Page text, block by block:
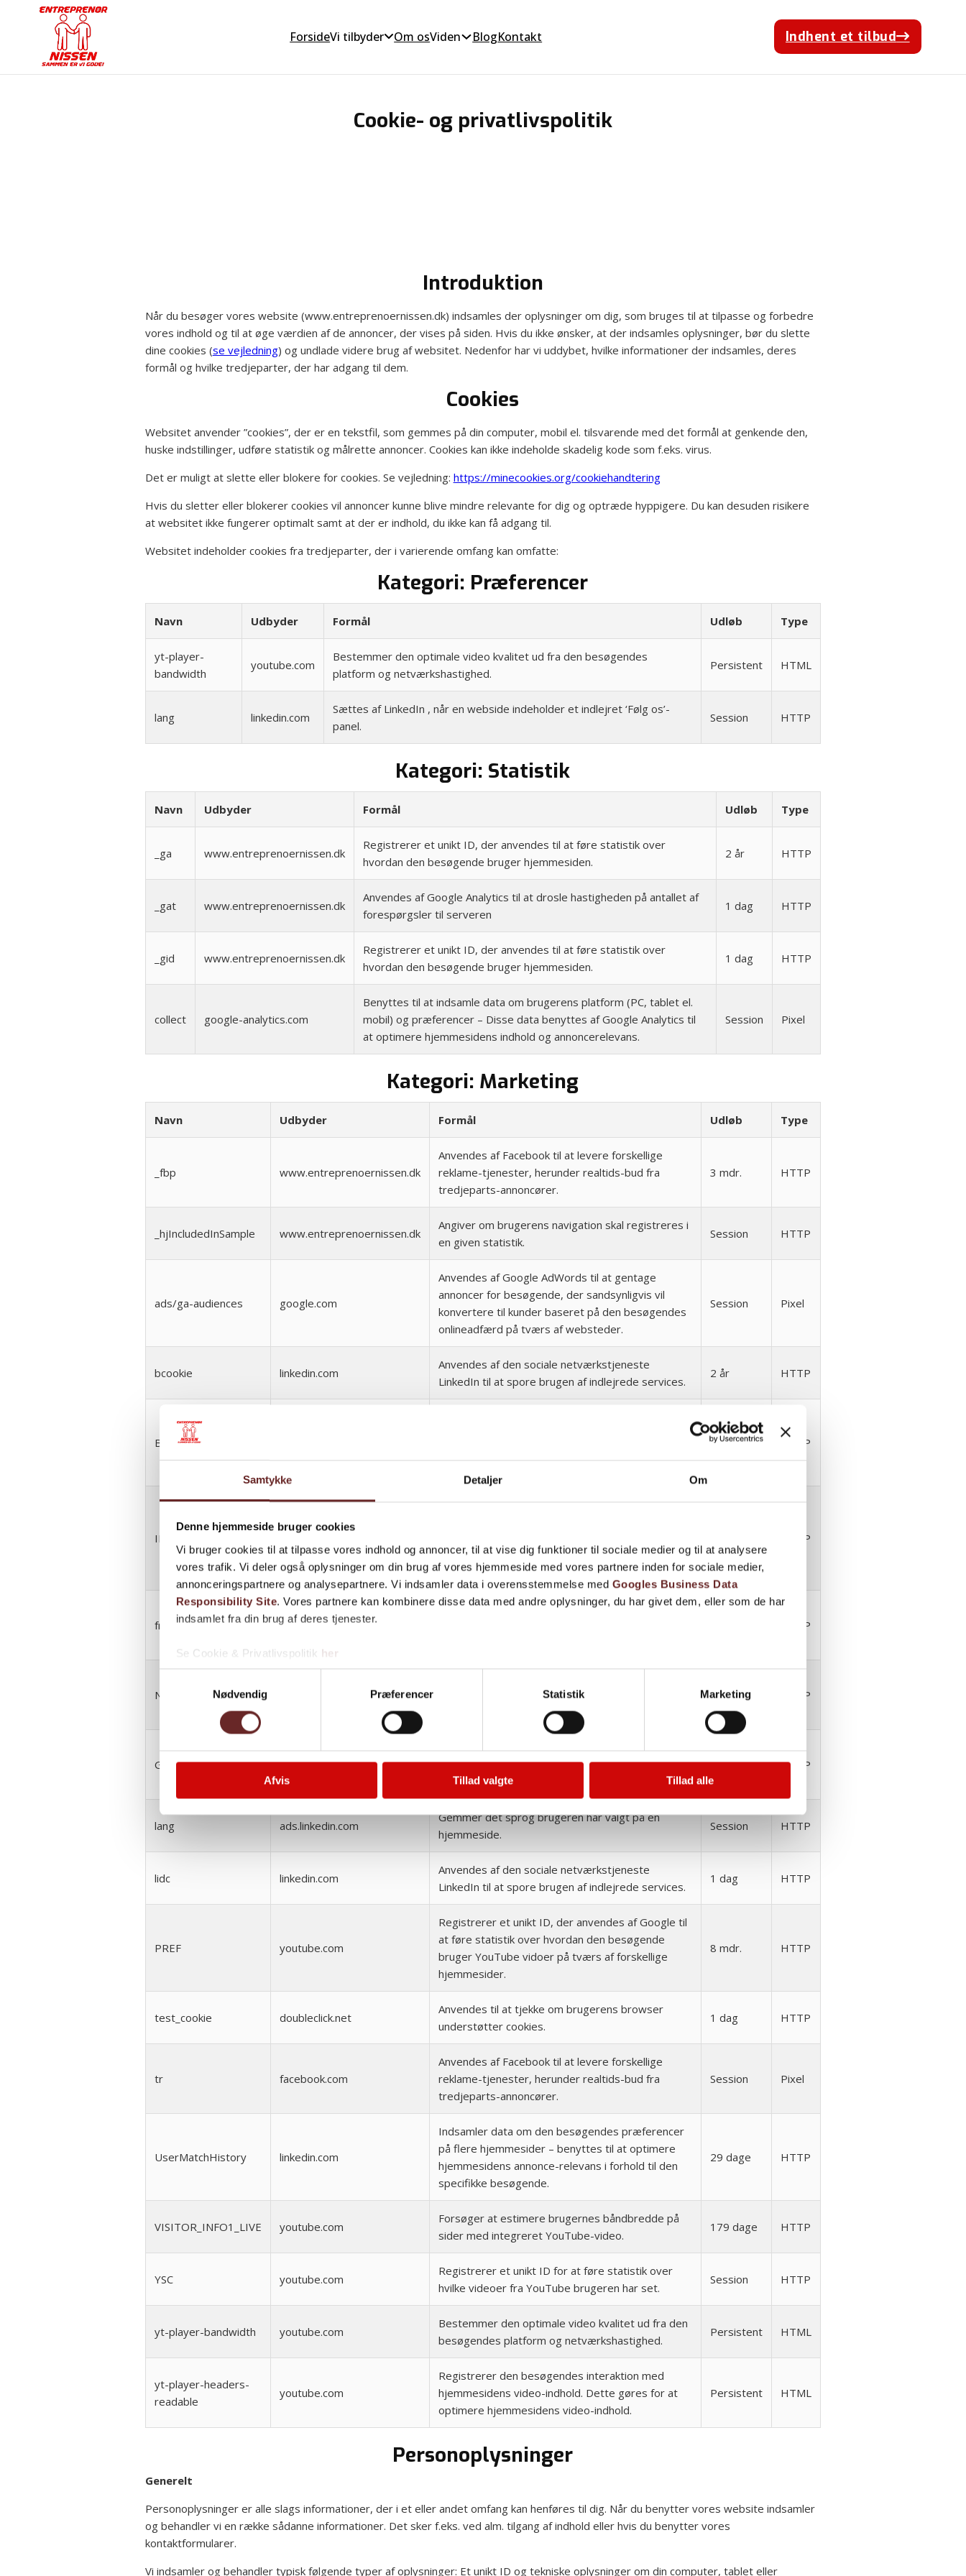
Samtykke Detaljer Om
Denne hjemmeside bruger cookies
Vi bruger cookies til at tilpasse vores indhold og annoncer, til at vise dig funktioner til sociale medier og til at analysere
vores trafik. Vi deler også oplysninger om din brug af vores hjemmeside med vores partnere inden for sociale medier,
annonceringspartnere og analysepartnere. Vi indsamler data i overensstemmelse med Googles Business Data
Responsibility Site. Vores partnere kan kombinere disse data med andre oplysninger, du har givet dem, eller som de har
indsamlet fra din brug af deres tjenester.
Se Cookie & Privatlivspolitik her
Nødvendig
Præferencer Statistik Marketing
Afvis Tillad valgte Tillad alle
Spring til hovedindhold
Spring til sidefod
ForsideVi tilbyder Om osViden BlogKontakt
Indhent et tilbud
Cookie- og privatlivspolitik
Introduktion
Når du besøger vores website (www.entreprenoernissen.dk) indsamles der oplysninger om dig, som bruges til at tilpasse og forbedre
vores indhold og til at øge værdien af de annoncer, der vises på siden. Hvis du ikke ønsker, at der indsamles oplysninger, bør du slette
dine cookies (se vejledning) og undlade videre brug af websitet. Nedenfor har vi uddybet, hvilke informationer der indsamles, deres
formål og hvilke tredjeparter, der har adgang til dem.
Cookies
Websitet anvender ”cookies”, der er en tekstfil, som gemmes på din computer, mobil el. tilsvarende med det formål at genkende den,
huske indstillinger, udføre statistik og målrette annoncer. Cookies kan ikke indeholde skadelig kode som f.eks. virus.
Det er muligt at slette eller blokere for cookies. Se vejledning: https://minecookies.org/cookiehandtering
Hvis du sletter eller blokerer cookies vil annoncer kunne blive mindre relevante for dig og optræde hyppigere. Du kan desuden risikere
at websitet ikke fungerer optimalt samt at der er indhold, du ikke kan få adgang til.
Websitet indeholder cookies fra tredjeparter, der i varierende omfang kan omfatte:
Kategori: Præferencer
Navn Udbyder Formål Udløb Type
yt-player-
bandwidth
youtube.com
Bestemmer den optimale video kvalitet ud fra den besøgendes
platform og netværkshastighed.
Persistent HTML
lang linkedin.com
Sættes af LinkedIn , når en webside indeholder et indlejret ‘Følg os’-
panel.
Session HTTP
Kategori: Statistik
Navn Udbyder Formål Udløb Type
_ga www.entreprenoernissen.dk
Registrerer et unikt ID, der anvendes til at føre statistik over
hvordan den besøgende bruger hjemmesiden.
2 år HTTP
_gat www.entreprenoernissen.dk
Anvendes af Google Analytics til at drosle hastigheden på antallet af
forespørgsler til serveren
1 dag HTTP
_gid www.entreprenoernissen.dk
Registrerer et unikt ID, der anvendes til at føre statistik over
hvordan den besøgende bruger hjemmesiden.
1 dag HTTP
collect google-analytics.com
Benyttes til at indsamle data om brugerens platform (PC, tablet el.
mobil) og præferencer – Disse data benyttes af Google Analytics til
at optimere hjemmesidens indhold og annoncerelevans.
Session Pixel
Kategori: Marketing
Navn Udbyder Formål Udløb Type
_fbp www.entreprenoernissen.dk
Anvendes af Facebook til at levere forskellige
reklame-tjenester, herunder realtids-bud fra
tredjeparts-annoncører.
3 mdr. HTTP
_hjIncludedInSample www.entreprenoernissen.dk
Angiver om brugerens navigation skal registreres i
en given statistik.
Session HTTP
ads/ga-audiences google.com
Anvendes af Google AdWords til at gentage
annoncer for besøgende, der sandsynligvis vil
konvertere til kunder baseret på den besøgendes
onlineadfærd på tværs af websteder.
Session Pixel
bcookie linkedin.com
Anvendes af den sociale netværkstjeneste
LinkedIn til at spore brugen af indlejrede services.
2 år HTTP
BizoID 29 dage HTTP
IDE
Anvendes af Google DoubleClick til at registrere og
annoncer. Formålet er at måle effekten af en
annonce samt at målrette annoncer til brugeren.
HTTP
fr facebook.com
Anvendes af Facebook til at levere forskellige
HTTP
NID
enhed ved tilbagevendende besøg. ID’et anvendes
til at målrette annoncer
6 mdr. HTTP
GPS youtube.com
Registrerer et unikt ID på mobile enheder for at
muliggøre tracking baseret på geografisk GPS
lokation.
1 dag HTTP
lang ads.linkedin.com
Gemmer det sprog brugeren har valgt på en
hjemmeside.
Session HTTP
lidc linkedin.com
Anvendes af den sociale netværkstjeneste
LinkedIn til at spore brugen af indlejrede services.
1 dag HTTP
PREF youtube.com
Registrerer et unikt ID, der anvendes af Google til
at føre statistik over hvordan den besøgende
bruger YouTube vidoer på tværs af forskellige
hjemmesider.
8 mdr. HTTP
test_cookie doubleclick.net
Anvendes til at tjekke om brugerens browser
understøtter cookies.
1 dag HTTP
tr facebook.com
Anvendes af Facebook til at levere forskellige
reklame-tjenester, herunder realtids-bud fra
tredjeparts-annoncører.
Session Pixel
UserMatchHistory linkedin.com
Indsamler data om den besøgendes præferencer
på flere hjemmesider – benyttes til at optimere
hjemmesidens annonce-relevans i forhold til den
specifikke besøgende.
29 dage HTTP
VISITOR_INFO1_LIVE youtube.com
Forsøger at estimere brugernes båndbredde på
sider med integreret YouTube-video.
179 dage HTTP
YSC youtube.com
Registrerer et unikt ID for at føre statistik over
hvilke videoer fra YouTube brugeren har set.
Session HTTP
yt-player-bandwidth youtube.com
Bestemmer den optimale video kvalitet ud fra den
besøgendes platform og netværkshastighed.
Persistent HTML
yt-player-headers-
readable
youtube.com
Registrerer den besøgendes interaktion med
hjemmesidens video-indhold. Dette gøres for at
optimere hjemmesidens video-indhold.
Persistent HTML
Personoplysninger
Generelt
Personoplysninger er alle slags informationer, der i et eller andet omfang kan henføres til dig. Når du benytter vores website indsamler
og behandler vi en række sådanne informationer. Det sker f.eks. ved alm. tilgang af indhold eller hvis du benytter vores
kontaktformularer.
Vi indsamler og behandler typisk følgende typer af oplysninger: Et unikt ID og tekniske oplysninger om din computer, tablet eller